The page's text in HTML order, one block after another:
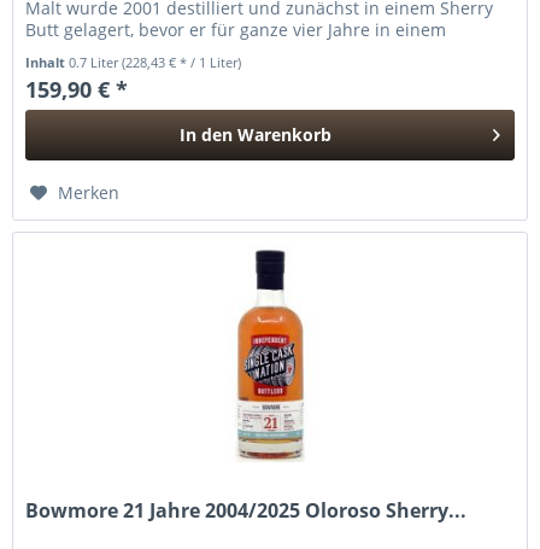
Malt wurde 2001 destilliert und zunächst in einem Sherry
Butt gelagert, bevor er für ganze vier Jahre in einem
Inhalt0.7 Liter(228,43 € * / 1 Liter)
159,90 € *
In den Warenkorb
Merken
Bowmore 21 Jahre 2004/2025 Oloroso Sherry...